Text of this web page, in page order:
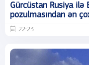
Gürcüstan Rusiya ilə
pozulmasından ən
22:23